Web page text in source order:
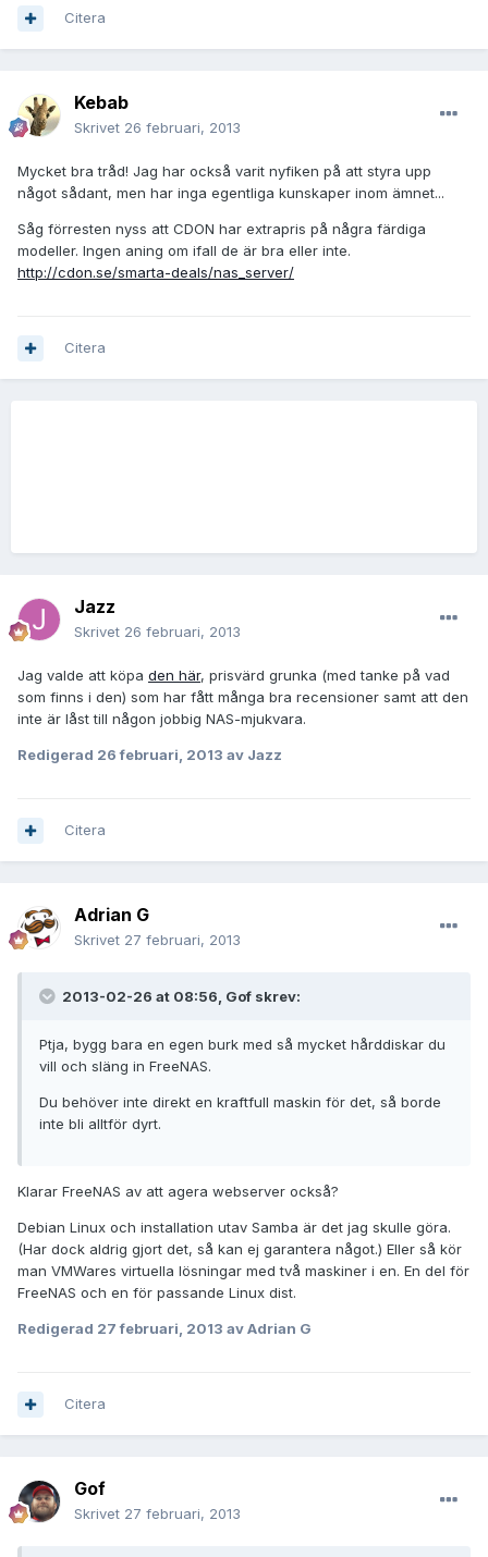
Citera
Kebab
Skrivet 26 februari, 2013
Mycket bra tråd! Jag har också varit nyfiken på att styra upp
något sådant, men har inga egentliga kunskaper inom ämnet...
Såg förresten nyss att CDON har extrapris på några färdiga
modeller. Ingen aning om ifall de är bra eller inte.
http://cdon.se/smarta-deals/nas_server/
Citera
Jazz
Skrivet 26 februari, 2013
Jag valde att köpa den här, prisvärd grunka (med tanke på vad
som finns i den) som har fått många bra recensioner samt att den
inte är låst till någon jobbig NAS-mjukvara.
Redigerad 26 februari, 2013 av Jazz
Citera
Adrian G
Skrivet 27 februari, 2013
2013-02-26 at 08:56, Gof skrev:
Ptja, bygg bara en egen burk med så mycket hårddiskar du
vill och släng in FreeNAS.
Du behöver inte direkt en kraftfull maskin för det, så borde
inte bli alltför dyrt.
Klarar FreeNAS av att agera webserver också?
Debian Linux och installation utav Samba är det jag skulle göra.
(Har dock aldrig gjort det, så kan ej garantera något.) Eller så kör
man VMWares virtuella lösningar med två maskiner i en. En del för
FreeNAS och en för passande Linux dist.
Redigerad 27 februari, 2013 av Adrian G
Citera
Gof
Skrivet 27 februari, 2013